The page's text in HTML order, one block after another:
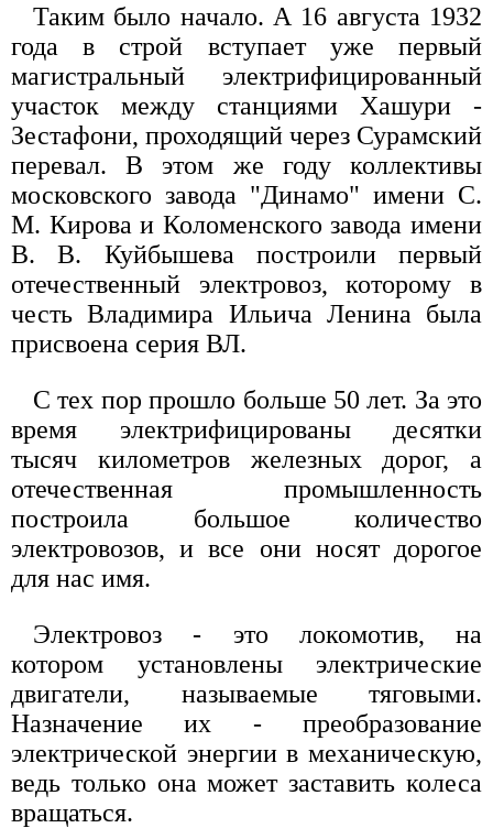
Таким было начало. А 16 августа 1932
года в строй вступает уже первый
магистральный электрифицированный
участок между станциями Хашури -
Зестафони, проходящий через Сурамский
перевал. В этом же году коллективы
московского завода "Динамо" имени С.
М. Кирова и Коломенского завода имени
В. В. Куйбышева построили первый
отечественный электровоз, которому в
честь Владимира Ильича Ленина была
присвоена серия ВЛ.
С тех пор прошло больше 50 лет. За это
время электрифицированы десятки
тысяч километров железных дорог, а
отечественная промышленность
построила большое количество
электровозов, и все они носят дорогое
для нас имя.
Электровоз - это локомотив, на
котором установлены электрические
двигатели, называемые тяговыми.
Назначение их - преобразование
электрической энергии в механическую,
ведь только она может заставить колеса
вращаться.